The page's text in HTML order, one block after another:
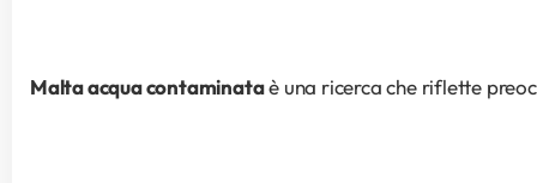
Malta acqua contaminata è una ricerca che riflette